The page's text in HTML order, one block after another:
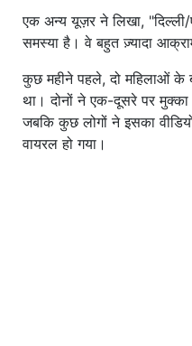
एक अन्य यूज़र ने लिखा,
समस्या है। वे बहुत ज़्यादा
कुछ महीने पहले, दो महिलाओं के
था। दोनों ने एक-दूसरे पर
जबकि कुछ लोगों ने इसका
वायरल हो गया।